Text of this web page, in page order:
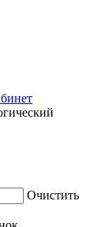
Очистить